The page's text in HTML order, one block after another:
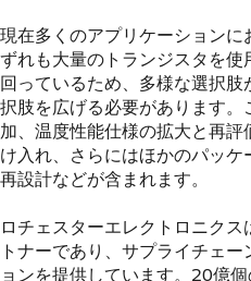
現在多くのアプリケーション
ずれも大量のトランジスタを
回っているため、多様な選択
択肢を広げる必要があります
加、温度性能仕様の拡大と再
け入れ、さらにはほかのパッ
再設計などが含まれます。
ロチェスターエレクトロニク
トナーであり、サプライチェ
ョンを提供しています。20億